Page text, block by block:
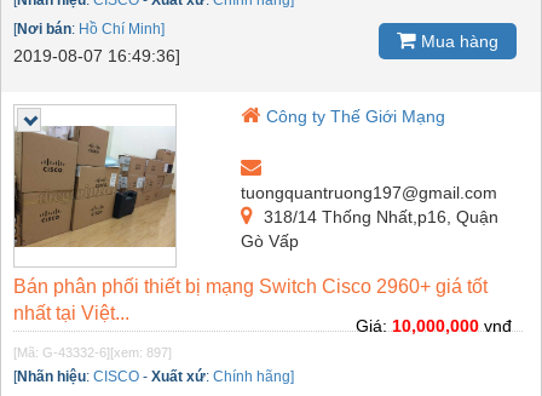
[Nơi bán: Hồ Chí Minh]
2019-08-07 16:49:36]
Mua hàng
Công ty Thế Giới Mạng
tuongquantruong197@gmail.com
318/14 Thống Nhất,p16, Quận
Gò Vấp
Bán phân phối thiết bị mạng Switch Cisco 2960+ giá tốt
nhất tại Việt...
[Mã: G-43332-6] [xem: 897]
[Nhãn hiệu: CISCO - Xuất xứ: Chính hãng]
Giá:10,000,000vnđ